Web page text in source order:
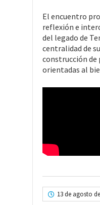
El encuentro
reflexión e
del legado de
centralidad de
construcción
orientadas al
13 de agosto